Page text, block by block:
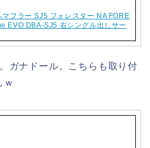
フラー SJ5 フォレスター NA FORE
EVO DBA-SJ5 右シングル出しサー
ガナドール。こちらも取り付
ｗ